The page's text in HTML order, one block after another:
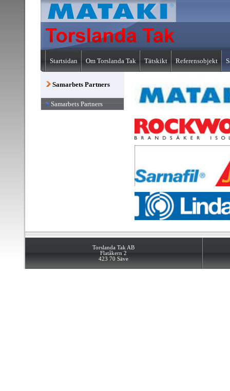
Startsidan Om Torslanda Tak Tätskikt Referensobjekt
Samarbets Partners
Samarbets Partners
Torslanda Tak AB
Flatåkern 2
423 70 Säve